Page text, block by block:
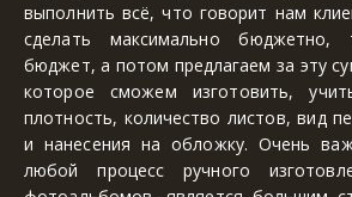
выполнить всё, что говорит нам
сделать максимально
бюджет, а потом предлагаем за эту
которое сможем изготовить,
плотность, количество листов, вид
и нанесения на обложку. Очень
любой процесс ручного